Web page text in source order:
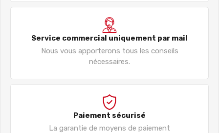
Service commercial uniquement par mail
Nous vous apporterons tous les conseils
nécessaires.
Paiement sécurisé
La garantie de moyens de paiement